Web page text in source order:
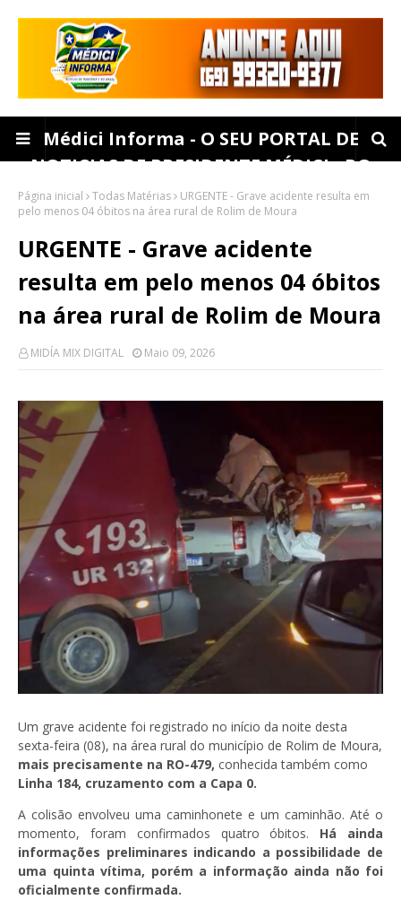
Médici Informa - O SEU PORTAL DE
NOTICIAS DE PRESIDENTE MÉDICI - RO
Página inicial Todas Matérias
URGENTE - Grave acidente resulta em
pelo menos 04 óbitos na área rural de Rolim de Moura
URGENTE - Grave acidente
resulta em pelo menos 04 óbitos
na área rural de Rolim de Moura
MIDÍA MIX DIGITAL Maio 09, 2026
Um grave acidente foi registrado no início da noite desta
sexta-feira (08), na área rural do município de Rolim de Moura,
mais precisamente na RO-479, conhecida também como
Linha 184, cruzamento com a Capa 0.
A colisão envolveu uma caminhonete e um caminhão. Até o
momento, foram confirmados quatro óbitos. Há ainda
informações preliminares indicando a possibilidade de
uma quinta vítima, porém a informação ainda não foi
oficialmente confirmada.